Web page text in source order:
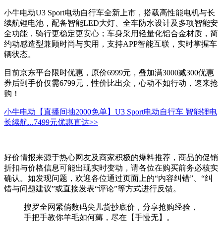
小牛电动U3 Sport电动自行车全新上市，搭载高性能电机与长
续航锂电池，配备智能LED大灯、全车防水设计及多项智能安
全功能，骑行更稳定更安心；车身采用轻量化铝合金材质，简
约动感造型兼顾时尚与实用，支持APP智能互联，实时掌握车
辆状态。
目前京东平台限时优惠，原价6999元，叠加满3000减300优惠
券后到手价仅需6799元，性价比出众，心动不如行动，速来抢
购！
小牛电动【直播间抽2000免单】U3 Sport电动自行车 智能锂电
长续航...7499元优惠直达>>
好价情报来源于热心网友及商家积极的爆料推荐，商品的促销
折扣与价格信息可能出现实时变动，请各位在购买前务必核实
确认。如发现问题，欢迎各位通过页面上的“内容纠错”、“纠
错与问题建议”或直接发表“评论”等方式进行反馈。
搜罗全网紧俏数码尖儿货抄底价，分享抢购经验，
手把手教你羊毛如何薅，尽在【手慢无】。